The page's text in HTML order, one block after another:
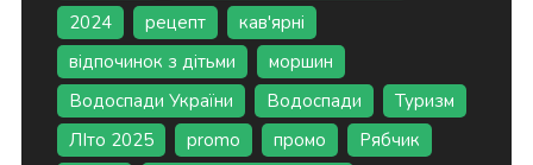
2024
рецепт
кав'ярні
відпочинок з дітьми
моршин
Водоспади України
Водоспади
Туризм
ЛІто 2025
promo промо
Рябчик